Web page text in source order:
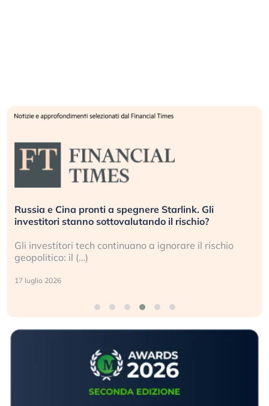
Russia e Cina pronti a spegnere Starlink. Gli
investitori stanno sottovalutando il rischio?
Gli investitori tech continuano a ignorare il rischio
geopolitico: il (…)
17 luglio 2026